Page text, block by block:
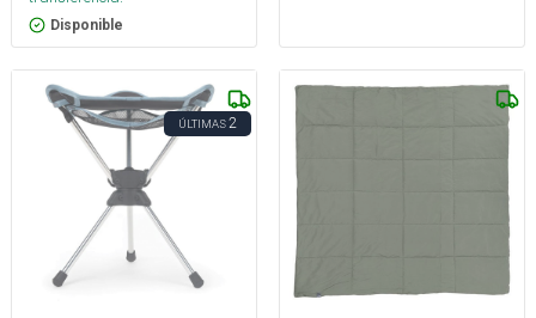
Disponible
ÚLTIMAS2